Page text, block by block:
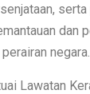
serta
dan
negara.
Lawatan